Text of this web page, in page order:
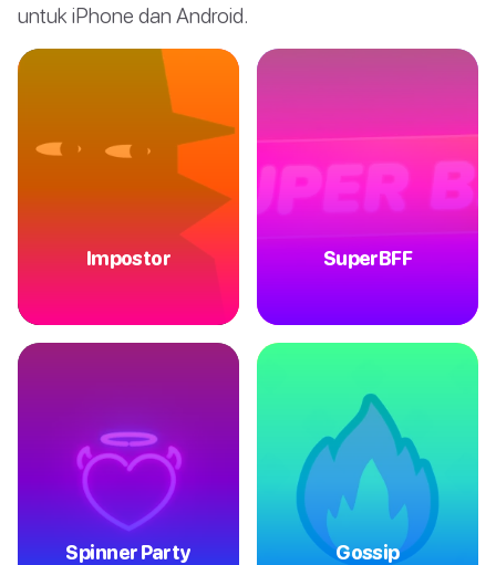
untuk iPhone dan Android.
Impostor SuperBFF
Spinner Party Gossip